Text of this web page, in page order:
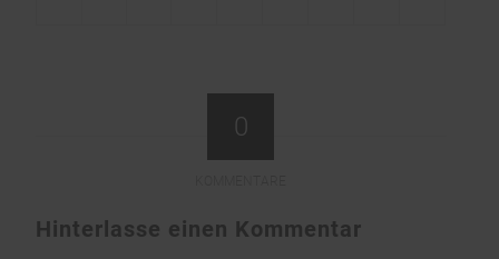
0
Hinterlasse einen Kommentar